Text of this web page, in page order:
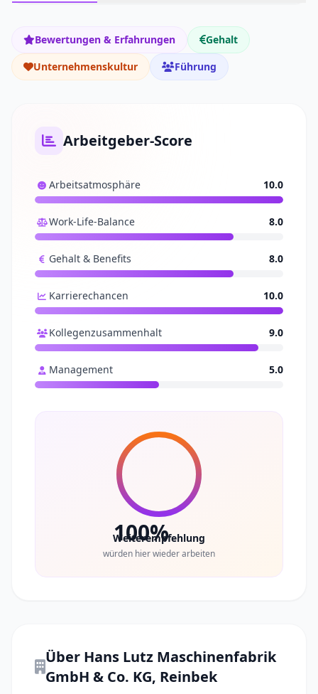
Bewertungen & Erfahrungen
Gehalt
Unternehmenskultur
Führung
Arbeitgeber-Score
Arbeitsatmosphäre 10.0
Work-Life-Balance 8.0
Gehalt & Benefits 8.0
Karrierechancen 10.0
Kollegenzusammenhalt 9.0
Management 5.0
100%
Weiterempfehlung
würden hier wieder arbeiten
Über Hans Lutz Maschinenfabrik
GmbH & Co. KG, Reinbek